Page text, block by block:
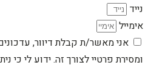
נייד
אימייל
אני מאשר/ת קבלת דיוור,
ומסירת פרטיי לצורך זה. ידוע לי כי